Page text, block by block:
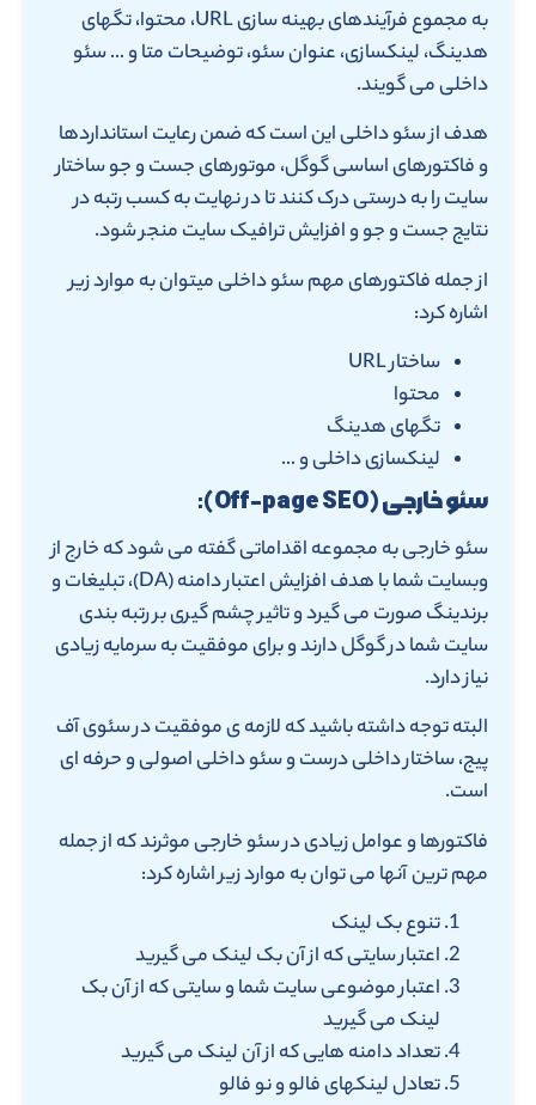
به مجموع فرآیندهای بهینه سازی URL، محتوا، تگهای
هدینگ، لینکسازی، عنوان سئو، توضیحات متا و … سئو
داخلی می گویند.
هدف از سئو داخلی این است که ضمن رعایت استانداردها
و فاکتورهای اساسی گوگل، موتورهای جست و جو ساختار
سایت را به درستی درک کنند تا در نهایت به کسب رتبه در
نتایج جست و جو و افزایش ترافیک سایت منجر شود.
از جمله فاکتورهای مهم سئو داخلی میتوان به موارد زیر
اشاره کرد:
ساختار URL
محتوا
تگهای هدینگ
لینکسازی داخلی و …
سئو خارجی (Off-page SEO):
سئو خارجی به مجموعه اقداماتی گفته می شود که خارج از
وبسایت شما با هدف افزایش اعتبار دامنه (DA)، تبلیغات و
برندینگ صورت می گیرد و تاثیر چشم گیری بر رتبه بندی
سایت شما در گوگل دارند و برای موفقیت به سرمایه زیادی
نیاز دارد.
البته توجه داشته باشید که لازمه ی موفقیت در سئوی آف
پیج، ساختار داخلی درست و سئو داخلی اصولی و حرفه ای
است.
فاکتورها و عوامل زیادی در سئو خارجی موثرند که از جمله
مهم ترین آنها می توان به موارد زیر اشاره کرد:
تنوع بک لینک
اعتبار سایتی که از آن بک لینک می گیرید
اعتبار موضوعی سایت شما و سایتی که از آن بک
لینک می گیرید
تعداد دامنه هایی که از آن لینک می گیرید
تعادل لینکهای فالو و نو فالو